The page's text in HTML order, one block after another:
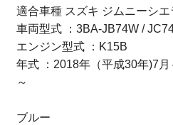
適合車種 スズキ ジムニーシエ
車両型式 ：3BA-JB74W /
エンジン型式 ：K15B
年式 ：2018年（平成30年)7
～
ブルー